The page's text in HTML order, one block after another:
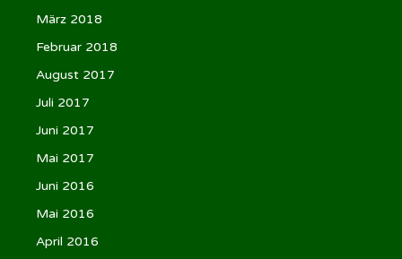
März 2018
Februar 2018
August 2017
Juli 2017
Juni 2017
Mai 2017
Juni 2016
Mai 2016
April 2016